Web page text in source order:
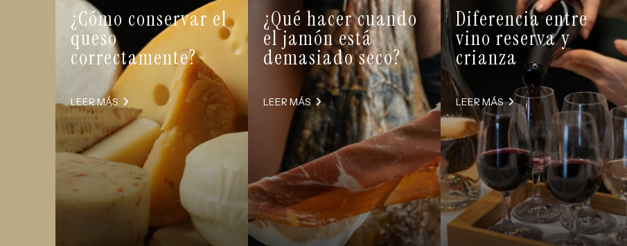
¿Cómo conservar el
queso
correctamente?
LEER MÁS
¿Qué hacer cuando
el jamón está
demasiado seco?
LEER MÁS
Diferencia entre
vino reserva y
crianza
LEER MÁS